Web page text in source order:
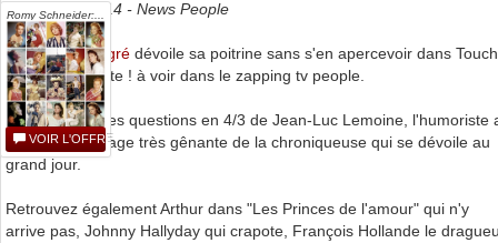
Date 21/11/2014 - News People
Enora Malagré dévoile sa poitrine sans s'en apercevoir dans
pas à mon poste ! à voir dans le zapping tv people.
En effet, lors des questions en 4/3 de Jean-Luc Lemoine, l'humoriste
dévoilé une image très gênante de la chroniqueuse qui se dévoile au
grand jour.
Retrouvez également Arthur dans "Les Princes de l'amour" qui n'y
arrive pas, Johnny Hallyday qui crapote, François Hollande le
Romy Schneider:...
VOIR L'OFFRE